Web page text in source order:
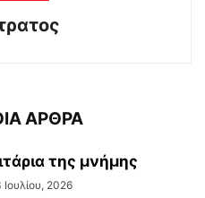
ΑΡΘΡΑ
της μνήμης
Ιουλίου, 2026